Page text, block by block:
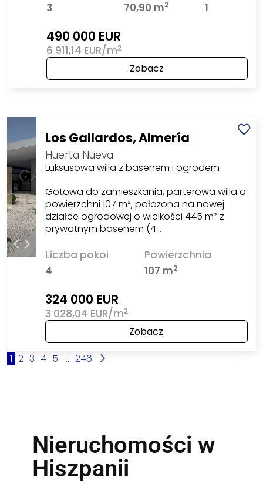
3 70,90 m2 1
490 000 EUR
6 911,14 EUR/m2
Zobacz
Los Gallardos, Almería
Huerta Nueva
Luksusowa willa z basenem i ogrodem
Gotowa do zamieszkania, parterowa willa o
powierzchni 107 m², położona na nowej
działce ogrodowej o wielkości 445 m² z
prywatnym basenem (4…
Liczba pokoi
4
Powierzchnia
107 m2
324 000 EUR
3 028,04 EUR/m2
Zobacz
1 2 3 4 5 ... 246
Nieruchomości w
Hiszpanii